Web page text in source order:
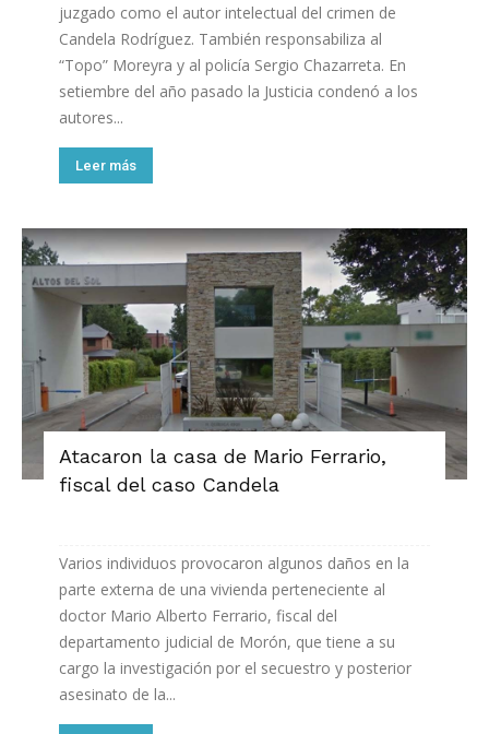
juzgado como el autor intelectual del crimen de
Candela Rodríguez. También responsabiliza al
“Topo” Moreyra y al policía Sergio Chazarreta. En
setiembre del año pasado la Justicia condenó a los
autores...
Leer más
Atacaron la casa de Mario Ferrario,
fiscal del caso Candela
Varios individuos provocaron algunos daños en la
parte externa de una vivienda perteneciente al
doctor Mario Alberto Ferrario, fiscal del
departamento judicial de Morón, que tiene a su
cargo la investigación por el secuestro y posterior
asesinato de la...